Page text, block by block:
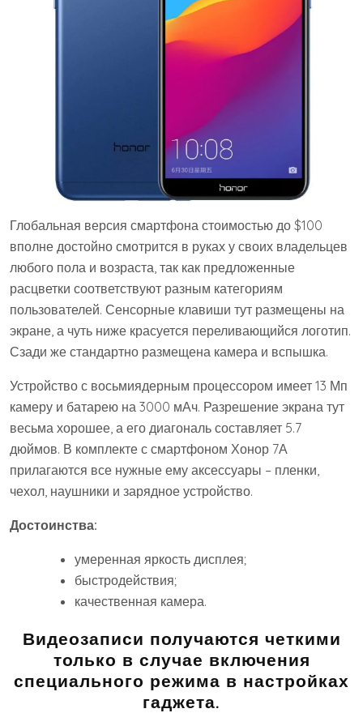
Глобальная версия смартфона стоимостью до $100
вполне достойно смотрится в руках у своих владельцев
любого пола и возраста, так как предложенные
расцветки соответствуют разным категориям
пользователей. Сенсорные клавиши тут размещены на
экране, а чуть ниже красуется переливающийся логотип.
Сзади же стандартно размещена камера и вспышка.
Устройство с восьмиядерным процессором имеет 13 Мп
камеру и батарею на 3000 мАч. Разрешение экрана тут
весьма хорошее, а его диагональ составляет 5.7
дюймов. В комплекте с смартфоном Хонор 7А
прилагаются все нужные ему аксессуары – пленки,
чехол, наушники и зарядное устройство.
Достоинства:
умеренная яркость дисплея;
быстродействия;
качественная камера.
Видеозаписи получаются четкими
только в случае включения
специального режима в настройках
гаджета.